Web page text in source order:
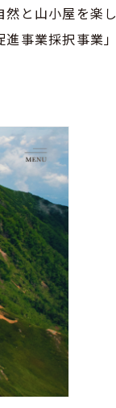
と山小屋を楽し
事業採択事業」